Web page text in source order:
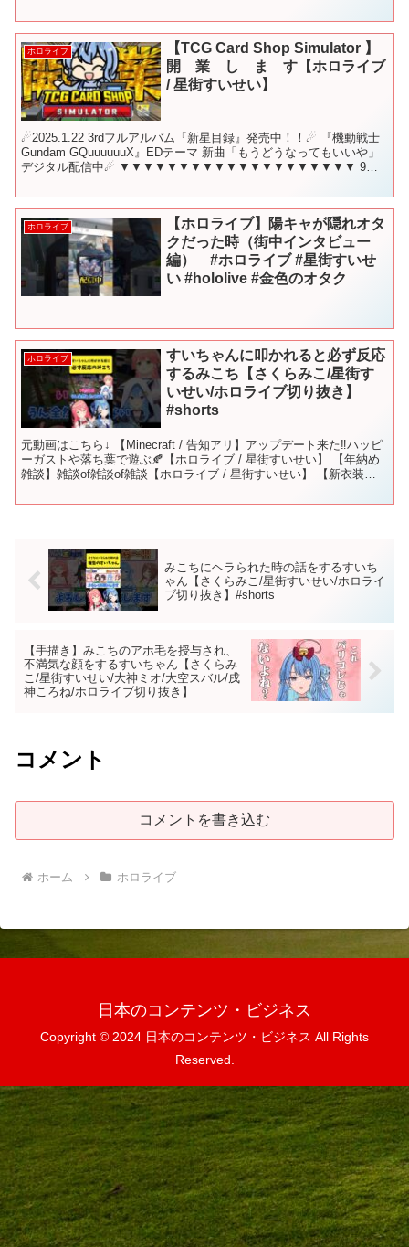
ホロライブ
【TCG Card Shop Simulator 】
開 業 し ま す【ホロライブ
/ 星街すいせい】
☄2025.1.22 3rdフルアルバム『新星目録』発売中！！☄ 『機動戦士
Gundam GQuuuuuuX』EDテーマ 新曲「もうどうなってもいいや」
デジタル配信中☄ ▼▼▼▼▼▼▼▼▼▼▼▼▼▼▼▼▼▼▼▼ 9月
ホロライブ
【ホロライブ】陽キャが隠れオタ
クだった時（街中インタビュー
編） #ホロライブ #星街すいせ
い #hololive #金色のオタク
ホロライブ
すいちゃんに叩かれると必ず反応
するみこち【さくらみこ/星街す
いせい/ホロライブ切り抜き】
#shorts
元動画はこちら↓ 【Minecraft / 告知アリ】アップデート来た‼ハッピ
ーガストや落ち葉で遊ぶ🍂【ホロライブ / 星街すいせい】 【年納め
雑談】雑談of雑談of雑談【ホロライブ / 星街すいせい】 【新衣装お
みこちにヘラられた時の話をするすいち
ゃん【さくらみこ/星街すいせい/ホロライ
ブ切り抜き】#shorts
【手描き】みこちのアホ毛を授与され、
不満気な顔をするすいちゃん【さくらみ
こ/星街すいせい/大神ミオ/大空スバル/戌
神ころね/ホロライブ切り抜き】
コメント
コメントを書き込む
ホーム ホロライブ
日本のコンテンツ・ビジネス
Copyright © 2024 日本のコンテンツ・ビジネス All Rights
Reserved.